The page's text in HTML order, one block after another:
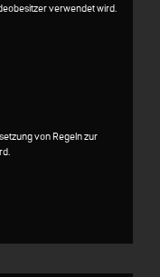
verwendet wird.
von Regeln zur